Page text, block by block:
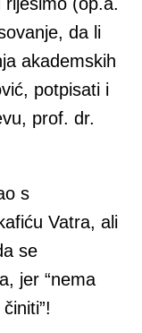
da li
akademskih
potpisati i
prof. dr.
s
Vatra, ali
se
jer “nema